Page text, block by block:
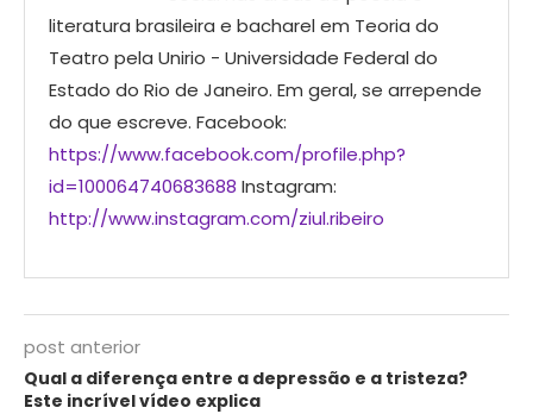
literatura brasileira e bacharel em Teoria do
Teatro pela Unirio - Universidade Federal do
Estado do Rio de Janeiro. Em geral, se arrepende
do que escreve. Facebook:
https://www.facebook.com/profile.php?
id=100064740683688 Instagram:
http://www.instagram.com/ziul.ribeiro
post anterior
Qual a diferença entre a depressão e a tristeza?
Este incrível vídeo explica